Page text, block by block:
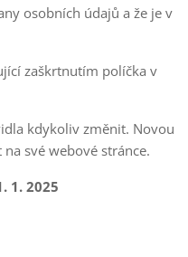
osobních údajů a že je v
zaškrtnutím políčka v
kdykoliv změnit. Novou
své webové stránce.
1. 2025